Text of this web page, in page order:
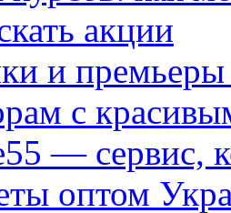
акции
и
с
— сервис,
оптом